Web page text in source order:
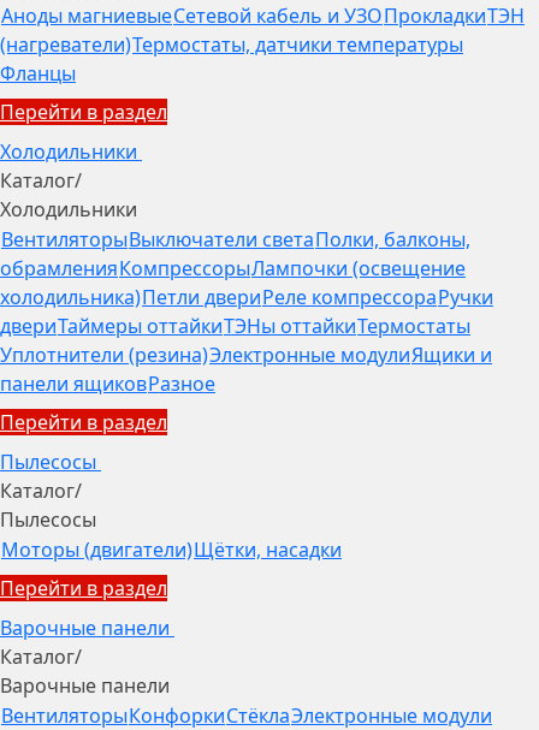
Аноды магниевыеСетевой кабель и УЗОПрокладкиТЭН
(нагреватели)Термостаты, датчики температуры
Фланцы
Перейти в раздел
Холодильники
Каталог/
Холодильники
ВентиляторыВыключатели светаПолки, балконы,
обрамленияКомпрессорыЛампочки (освещение
холодильника)Петли двериРеле компрессораРучки
двериТаймеры оттайкиТЭНы оттайкиТермостаты
Уплотнители (резина)Электронные модулиЯщики и
панели ящиковРазное
Перейти в раздел
Пылесосы
Каталог/
Пылесосы
Моторы (двигатели)Щётки, насадки
Перейти в раздел
Варочные панели
Каталог/
Варочные панели
ВентиляторыКонфоркиСтёклаЭлектронные модули